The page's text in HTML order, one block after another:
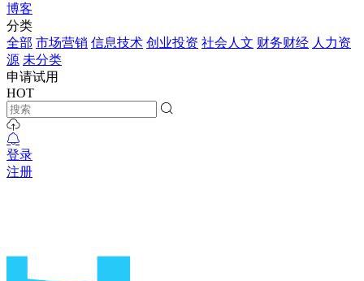
博客
分类
全部 市场营销 信息技术 创业投资 社会人文 财务财经 人力资
源 未分类
申请试用
HOT
登录
注册